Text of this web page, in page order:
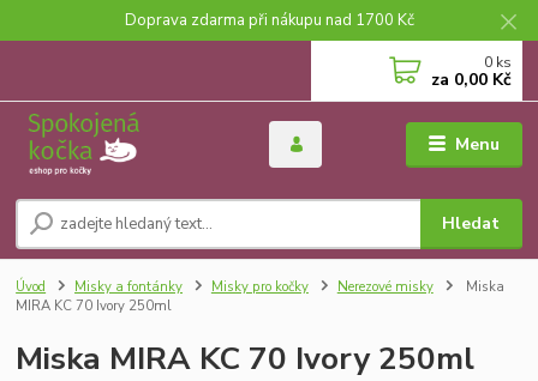
Doprava zdarma při nákupu nad 1700 Kč
Menu
Hledat
0 ks
za 0,00 Kč
Úvod Misky a fontánky Misky pro kočky Nerezové misky
Miska
MIRA KC 70 Ivory 250ml
Miska MIRA KC 70 Ivory 250ml